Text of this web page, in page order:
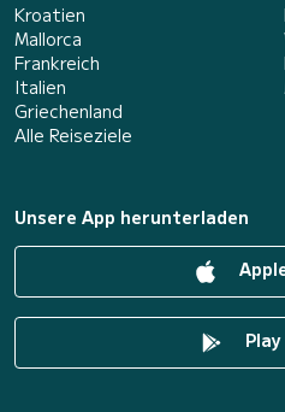
Kroatien
Mallorca
Frankreich
Italien
Griechenland
Alle Reiseziele
Unsere App herunterladen